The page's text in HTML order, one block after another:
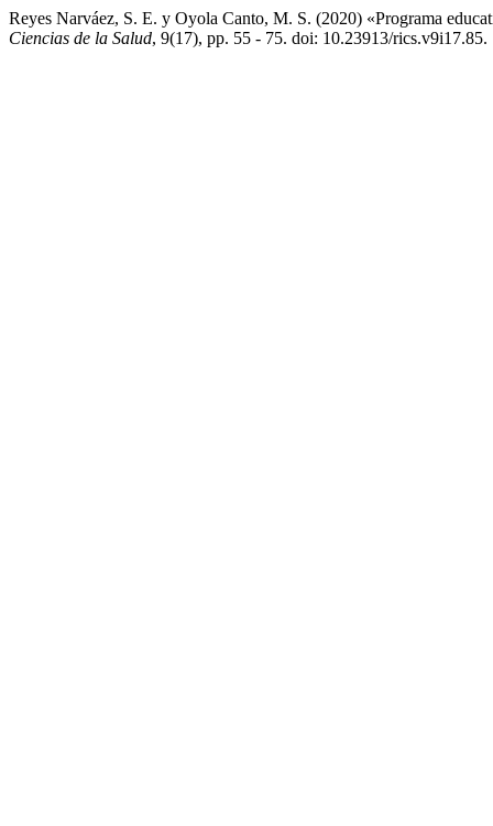
Reyes Narváez, S. E. y Oyola Canto, M. S. (2020) «Programa
Ciencias de la Salud, 9(17), pp. 55 - 75. doi: 10.23913/rics.v9i17.85.